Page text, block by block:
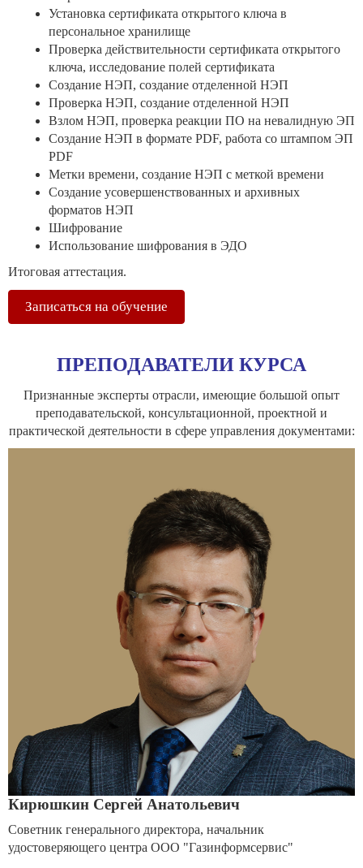
Установка сертификата открытого ключа в
персональное хранилище
Проверка действительности сертификата открытого
ключа, исследование полей сертификата
Создание НЭП, создание отделенной НЭП
Проверка НЭП, создание отделенной НЭП
Взлом НЭП, проверка реакции ПО на невалидную ЭП
Создание НЭП в формате РDF, работа со штампом ЭП
PDF
Метки времени, создание НЭП с меткой времени
Создание усовершенствованных и архивных
форматов НЭП
Шифрование
Использование шифрования в ЭДО
Итоговая аттестация.
Записаться на обучение
ПРЕПОДАВАТЕЛИ КУРСА
Признанные эксперты отрасли, имеющие большой опыт
преподавательской, консультационной, проектной и
практической деятельности в сфере управления документами:
Кирюшкин Сергей Анатольевич
Советник генерального директора, начальник
удостоверяющего центра ООО "Газинформсервис"